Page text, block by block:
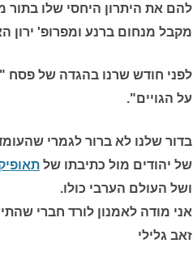
להם את היתרון היחסי שלו בתור
מקבל מנחום ברנע ומפרופ' ירון
לפני חודש שרנו בהגדה של פסח
על הגויים".
בדור שלנו לא ברור לגמרי
של יהודים מול כתיבתו של
ושל העולם הערבי כולו.
אני מודה לאמנון לורד חברי
זאב גלילי